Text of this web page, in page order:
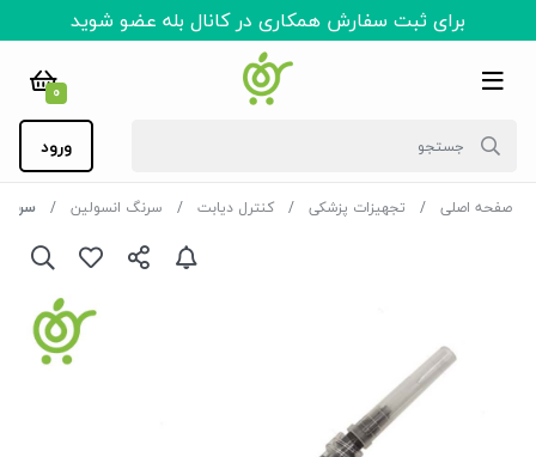
برای ثبت سفارش همکاری در کانال بله عضو شوید
0
ورود
صفحه اصلی تجهیزات پزشکی کنترل دیابت سرنگ انسولین سرنگ